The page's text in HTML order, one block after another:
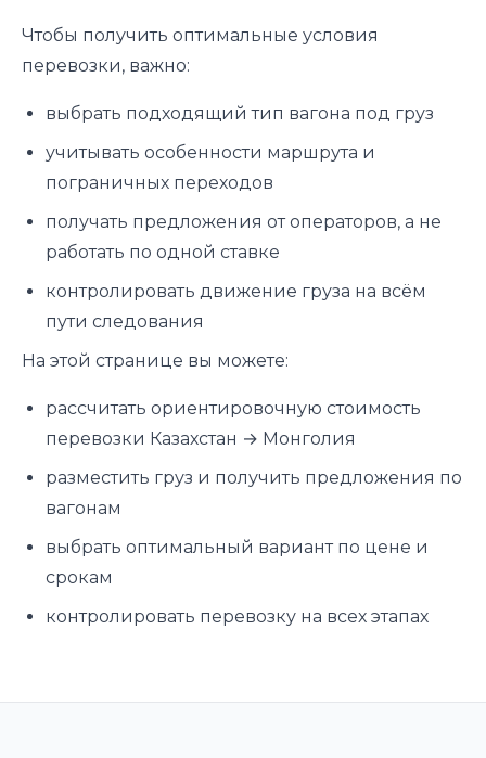
Чтобы получить оптимальные условия
перевозки, важно:
выбрать подходящий тип вагона под груз
учитывать особенности маршрута и
пограничных переходов
получать предложения от операторов, а не
работать по одной ставке
контролировать движение груза на всём
пути следования
На этой странице вы можете:
рассчитать ориентировочную стоимость
перевозки Казахстан → Монголия
разместить груз и получить предложения по
вагонам
выбрать оптимальный вариант по цене и
срокам
контролировать перевозку на всех этапах